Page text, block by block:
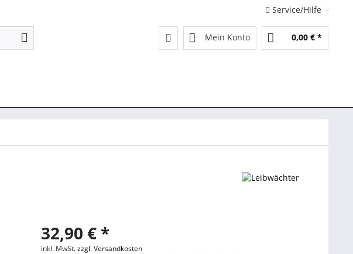
Service/Hilfe
Mein Konto 0,00 € *
32,90 € *
inkl. MwSt.zzgl. Versandkosten